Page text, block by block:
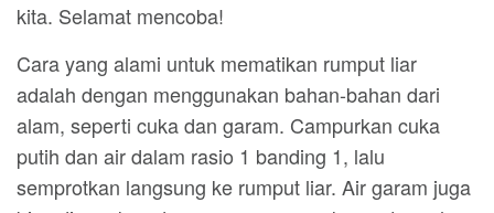
kita. Selamat mencoba!
Cara yang alami untuk mematikan rumput liar
adalah dengan menggunakan bahan-bahan dari
alam, seperti cuka dan garam. Campurkan cuka
putih dan air dalam rasio 1 banding 1, lalu
semprotkan langsung ke rumput liar. Air garam juga